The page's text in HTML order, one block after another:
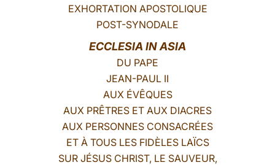
EXHORTATION APOSTOLIQUE
POST-SYNODALE
ECCLESIA IN ASIA
DU PAPE
JEAN-PAUL II
AUX ÉVÊQUES
AUX PRÊTRES ET AUX DIACRES
AUX PERSONNES CONSACRÉES
ET À TOUS LES FIDÈLES LAÏCS
SUR JÉSUS CHRIST, LE SAUVEUR,